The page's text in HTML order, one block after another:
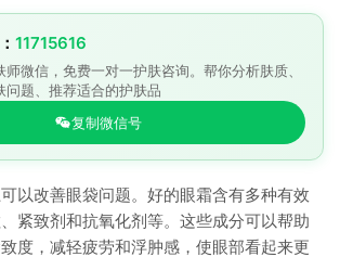
11715616
师微信，免费一对一护肤咨询。帮你分析肤质、
问题、推荐适合的护肤品
复制微信号
以改善眼袋问题。好的眼霜含有多种有效
紧致剂和抗氧化剂等。这些成分可以帮助
度，减轻疲劳和浮肿感，使眼部看起来更